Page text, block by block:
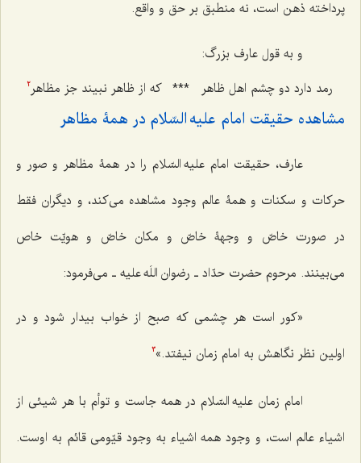
پرداخته ذهن است، نه منطبق بر حق و واقع.
و به قول عارف بزرگ:
رمد دارد دو چشم اهل ظاهر
*** که از ظاهر نبیند جز مظاهر2
مشاهده حقیقت امام علیه السّلام در همۀ مظاهر
عارف، حقیقت امام علیه السّلام را در همۀ مظاهر و صور و
حرکات و سکنات و همۀ عالم وجود مشاهده می‌کند، و دیگران فقط
در صورت خاصّ و وجهۀ خاصّ و مکان خاصّ و هویّت خاص
می‌بینند. مرحوم حضرت حدّاد ـ رضوان اللَه علیه ـ می‌فرمود:
«کور است هر چشمی که صبح از خواب بیدار شود و در
اولین نظر نگاهش به امام زمان نیفتد.»3
امام زمان علیه السّلام در همه جاست و توأم با هر شیئی از
اشیاء عالم است، و وجود همه اشیاء به وجود قیّومی قائم به اوست.